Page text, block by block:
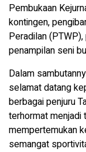
Pembukaan
kontingen,
Peradilan
penampilan seni
Dalam
selamat datang
berbagai penjuru
terhormat menjadi
mempertemukan
semangat